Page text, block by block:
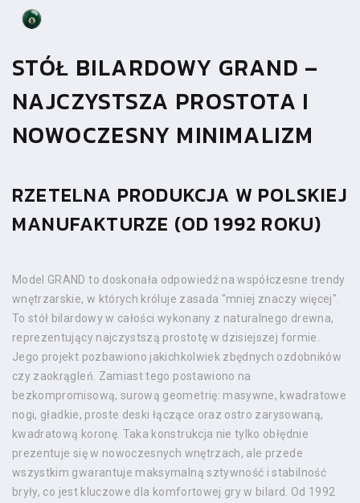
STÓŁ BILARDOWY GRAND –
NAJCZYSTSZA PROSTOTA I
NOWOCZESNY MINIMALIZM
RZETELNA PRODUKCJA W POLSKIEJ
MANUFAKTURZE (OD 1992 ROKU)
Model GRAND to doskonała odpowiedź na współczesne trendy
wnętrzarskie, w których króluje zasada "mniej znaczy więcej".
To stół bilardowy w całości wykonany z naturalnego drewna,
reprezentujący najczystszą prostotę w dzisiejszej formie.
Jego projekt pozbawiono jakichkolwiek zbędnych ozdobników
czy zaokrągleń. Zamiast tego postawiono na
bezkompromisową, surową geometrię: masywne, kwadratowe
nogi, gładkie, proste deski łączące oraz ostro zarysowaną,
kwadratową koronę. Taka konstrukcja nie tylko obłędnie
prezentuje się w nowoczesnych wnętrzach, ale przede
wszystkim gwarantuje maksymalną sztywność i stabilność
bryły, co jest kluczowe dla komfortowej gry w bilard. Od 1992